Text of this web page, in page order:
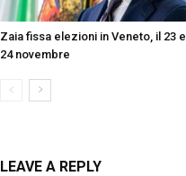
Zaia fissa elezioni in Veneto, il 23 e
24 novembre
LEAVE A REPLY